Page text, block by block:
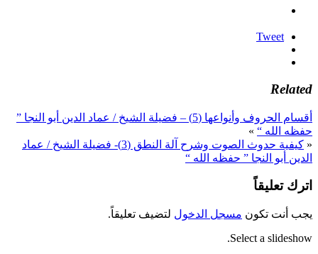
Tweet
Related
أقسام الحروف وأنواعها (5) – فضيلة الشيخ / عماد الدين أبو النجا ”
حفظه الله “ »
«
كيفية حدوث الصوت وشرح آلة النطق (3)- فضيلة الشيخ / عماد
الدين أبو النجا ” حفظه الله “
اترك تعليقاً
يجب أنت تكون مسجل الدخول لتضيف تعليقاً.
Select a slideshow.